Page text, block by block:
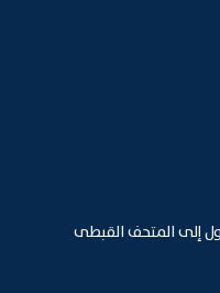
إلى المتحف القبطى